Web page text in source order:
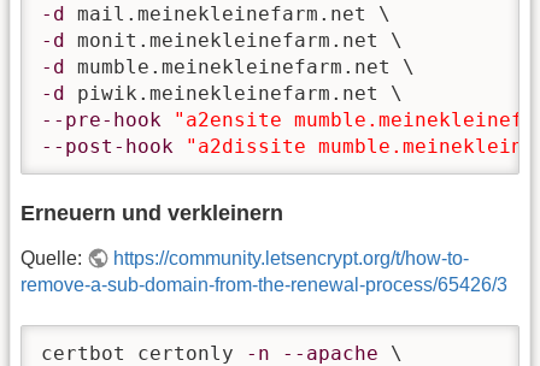
-d
-d
-d
-d
--pre-hook
"a2ensite
--post-hook
"a2dissite
Erneuern und verkleinern
Quelle:
https://community.letsencrypt.org/t/how-to-
remove-a-sub-domain-from-the-renewal-process/65426/3
certbot certonly -n --apache